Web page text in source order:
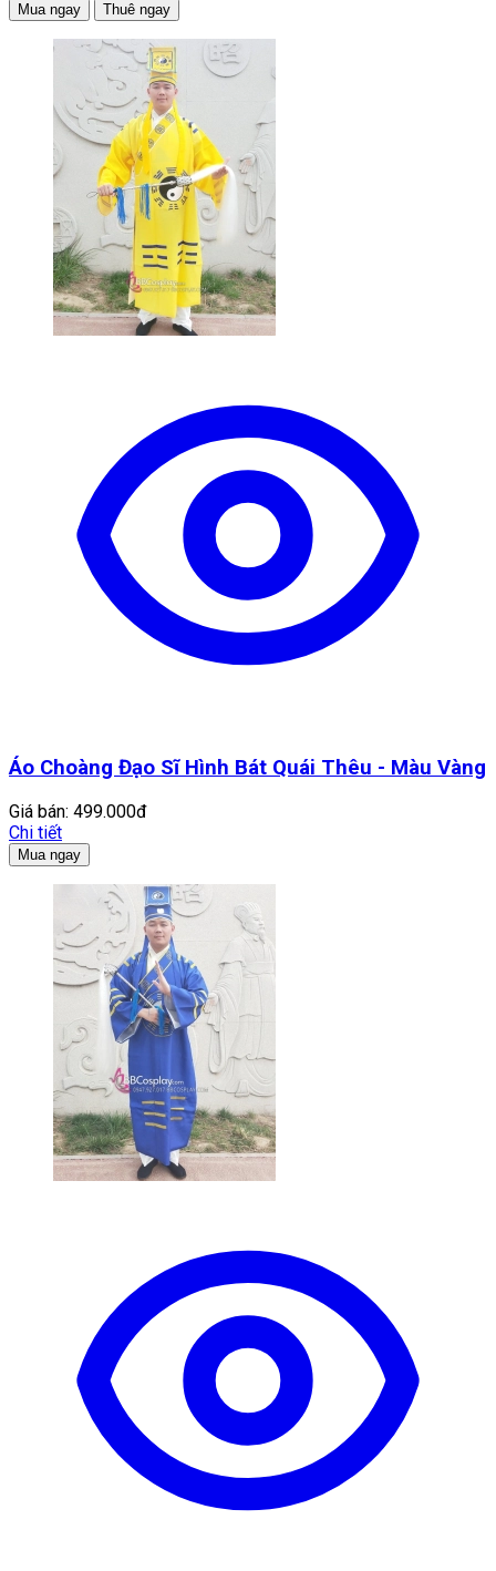
Mua ngay Thuê ngay
Áo Choàng Đạo Sĩ Hình Bát Quái Thêu - Màu Vàng
Giá bán: 499.000đ
Chi tiết
Mua ngay